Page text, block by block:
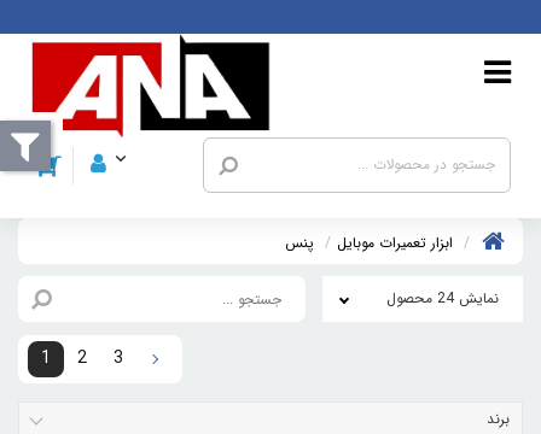
ابزار تعمیرات موبایل پنس
نمایش 24 محصول
1 2 3
برند